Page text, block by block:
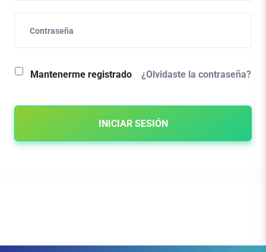
Mantenerme registrado ¿Olvidaste la contraseña?
INICIAR SESIÓN